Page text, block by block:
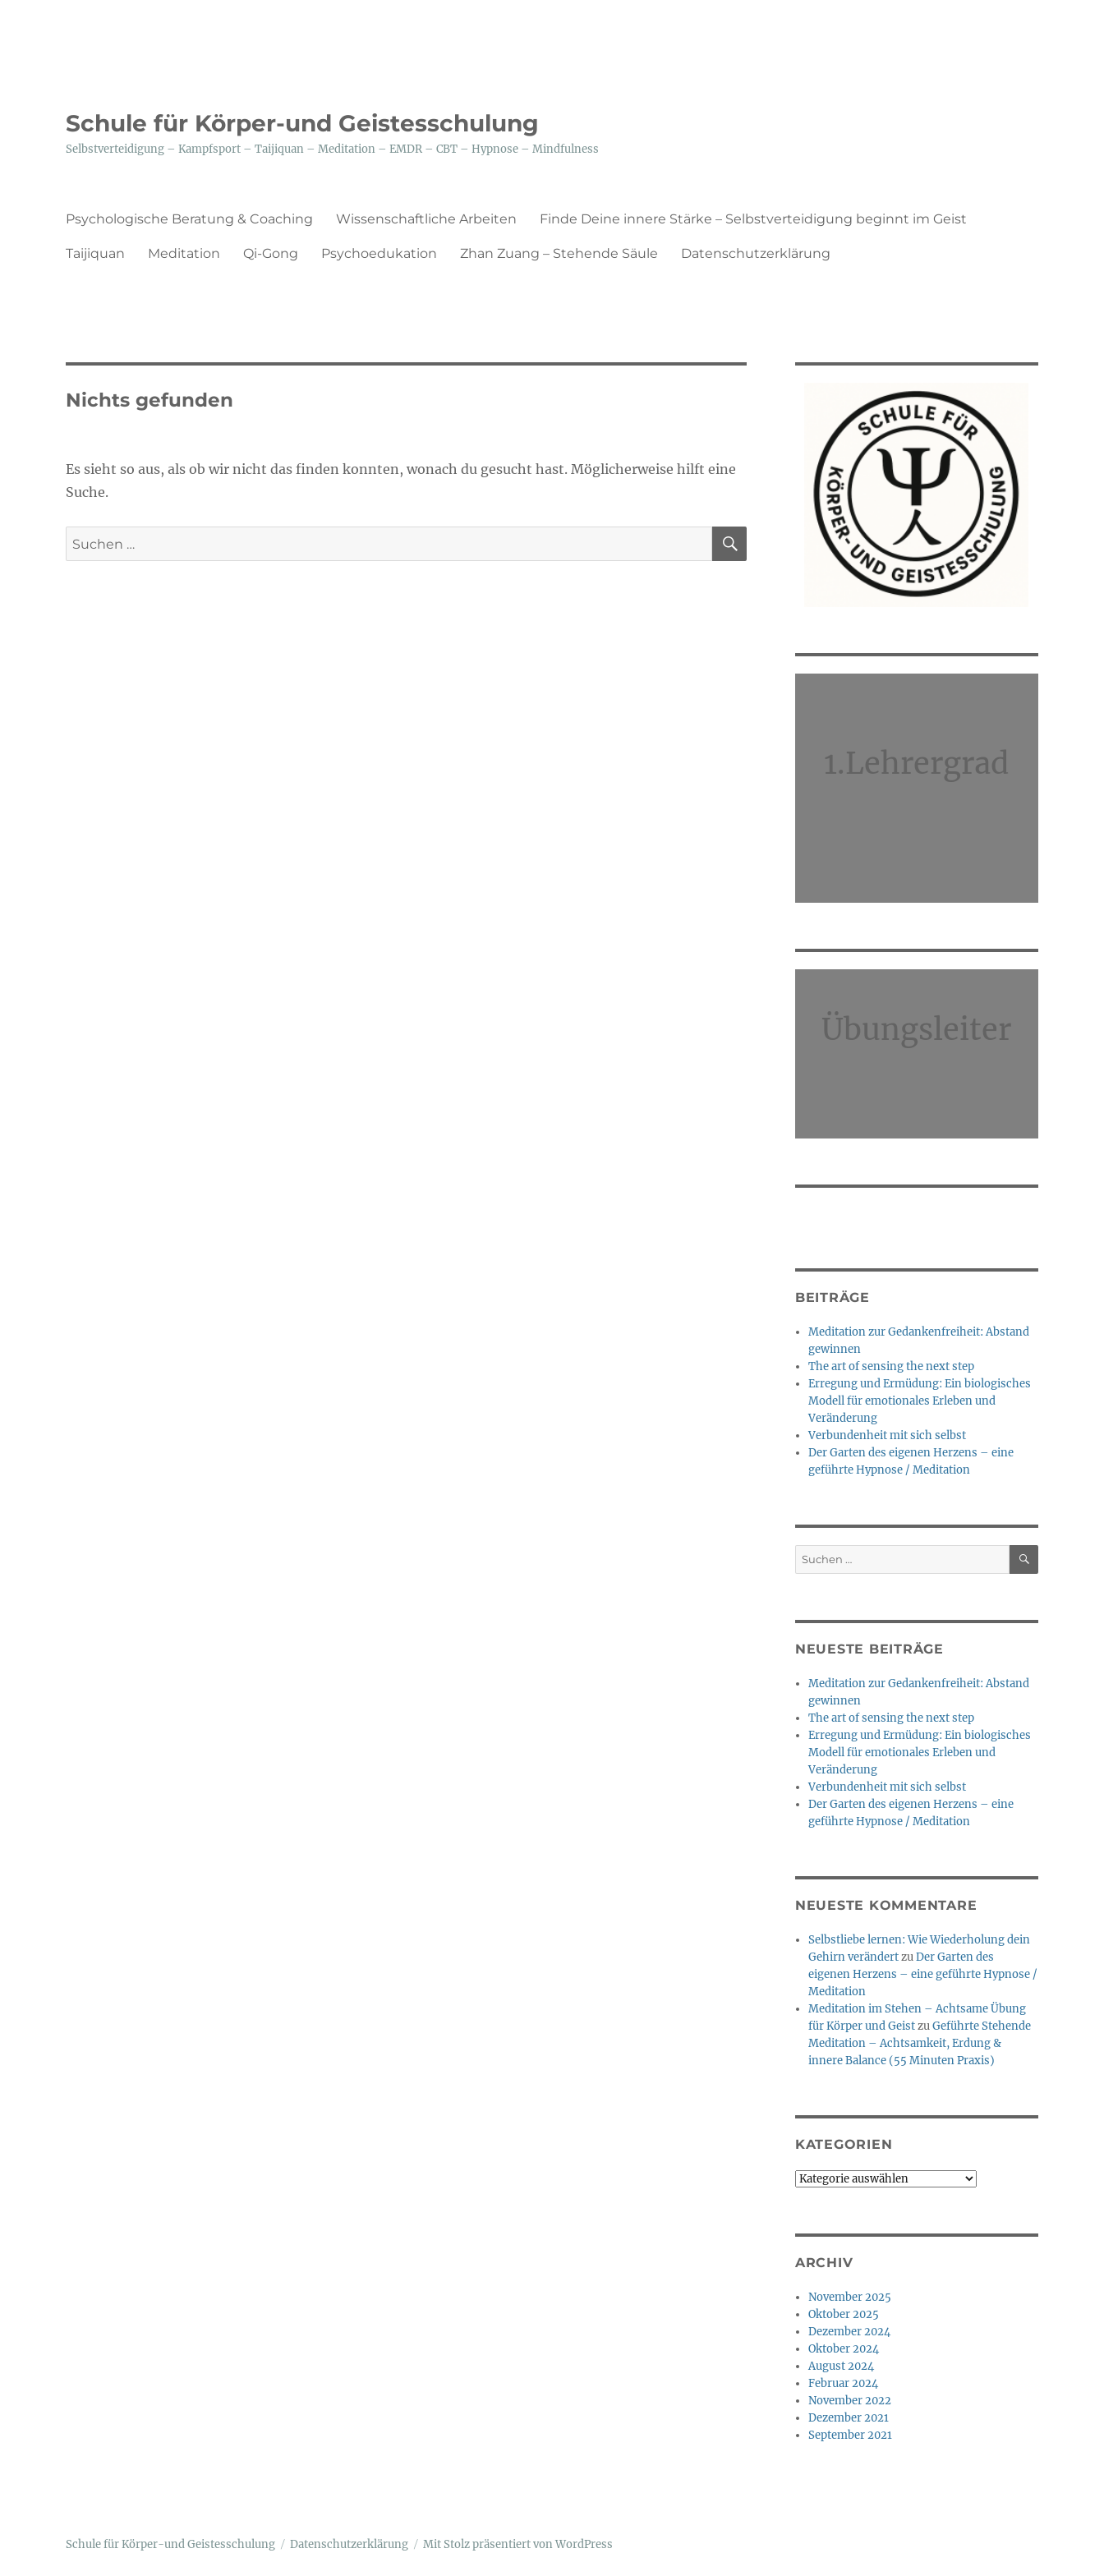
Schule für Körper-und Geistesschulung
Selbstverteidigung – Kampfsport – Taijiquan – Meditation – EMDR – CBT – Hypnose – Mindfulness
Psychologische Beratung & Coaching Wissenschaftliche Arbeiten Finde Deine innere Stärke – Selbstverteidigung beginnt im Geist
Taijiquan Meditation Qi-Gong Psychoedukation Zhan Zuang – Stehende Säule Datenschutzerklärung
Nichts gefunden
Es sieht so aus, als ob wir nicht das finden konnten, wonach du gesucht hast. Möglicherweise hilft eine
Suche.
Suche
nach:
SUCHEN
1.Lehrergrad
Übungsleiter
BEITRÄGE
Meditation zur Gedankenfreiheit: Abstand
gewinnen
The art of sensing the next step
Erregung und Ermüdung: Ein biologisches
Modell für emotionales Erleben und
Veränderung
Verbundenheit mit sich selbst
Der Garten des eigenen Herzens – eine
geführte Hypnose / Meditation
Suche
nach:
SUCHEN
NEUESTE BEITRÄGE
Meditation zur Gedankenfreiheit: Abstand
gewinnen
The art of sensing the next step
Erregung und Ermüdung: Ein biologisches
Modell für emotionales Erleben und
Veränderung
Verbundenheit mit sich selbst
Der Garten des eigenen Herzens – eine
geführte Hypnose / Meditation
NEUESTE KOMMENTARE
Selbstliebe lernen: Wie Wiederholung dein
Gehirn verändertzuDer Garten des
eigenen Herzens – eine geführte Hypnose /
Meditation
Meditation im Stehen – Achtsame Übung
für Körper und GeistzuGeführte Stehende
Meditation – Achtsamkeit, Erdung &
innere Balance (55 Minuten Praxis)
KATEGORIEN
Kategorien
ARCHIV
November 2025
Oktober 2025
Dezember 2024
Oktober 2024
August 2024
Februar 2024
November 2022
Dezember 2021
September 2021
Schule für Körper-und Geistesschulung Datenschutzerklärung Mit Stolz präsentiert von WordPress